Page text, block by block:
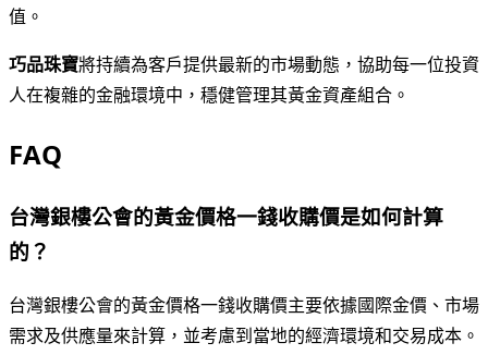
值。
巧品珠寶將持續為客戶提供最新的市場動態，協助每一位投資
人在複雜的金融環境中，穩健管理其黃金資產組合。
FAQ
台灣銀樓公會的黃金價格一錢收購價是如何計算
的？
台灣銀樓公會的黃金價格一錢收購價主要依據國際金價、市場
需求及供應量來計算，並考慮到當地的經濟環境和交易成本。